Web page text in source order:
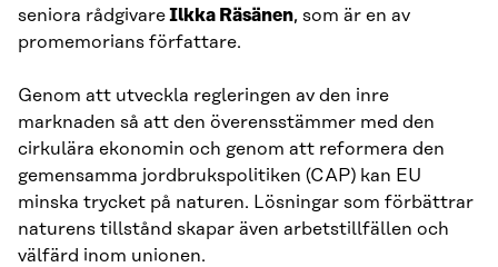
seniora rådgivareIlkka Räsänen, som är en av
promemorians författare.
Genom att utveckla regleringen av den inre
marknaden så att den överensstämmer med den
cirkulära ekonomin och genom att reformera den
gemensamma jordbrukspolitiken (CAP) kan EU
minska trycket på naturen. Lösningar som förbättrar
naturens tillstånd skapar även arbetstillfällen och
välfärd inom unionen.